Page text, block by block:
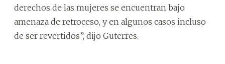
derechos de las mujeres se encuentran bajo
amenaza de retroceso, y en algunos casos incluso
de ser revertidos”, dijo Guterres.